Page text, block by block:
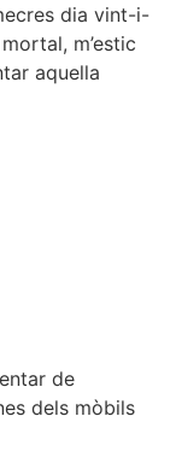
dia vint-i-
m’estic
aquella
de
dels mòbils